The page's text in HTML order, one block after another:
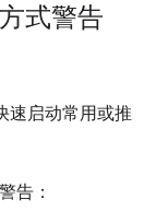
式警告
速启动常用或推
告：